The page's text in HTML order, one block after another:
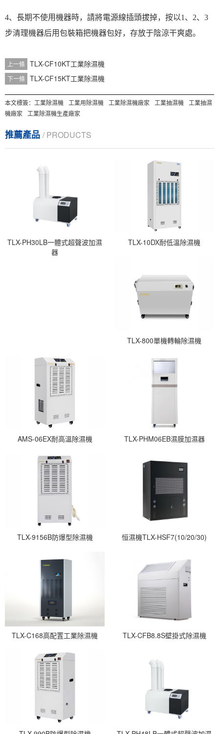
4、長期不使用機器時，請將電源線插頭拔掉，按以1、2、3
步清理機器后用包裝箱把機器包好，存放于陰涼干爽處。
上一條 TLX-CF10KT工業除濕機
下一條 TLX-CF15KT工業除濕機
本文標簽： 工業除濕機 工業用除濕機 工業除濕機廠家 工業抽濕機
工業抽濕
機廠家
工業除濕機生產廠家
推薦產品 / PRODUCTS
TLX-PH30LB一體式超聲波加濕
器
TLX-10DX耐低溫除濕機
TLX-800單機轉輪除濕機
AMS-06EX耐高溫除濕機 TLX-PHM06EB濕膜加濕器
TLX-9156B防爆型除濕機 恒濕機TLX-HSF7(10/20/30)
TLX-C168高配置工業除濕機 TLX-CFB8.8S壁掛式除濕機